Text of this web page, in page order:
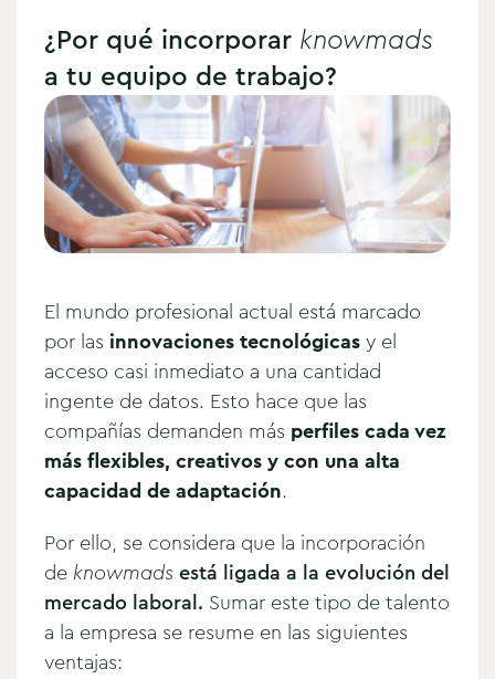
¿Por qué incorporar knowmads
a tu equipo de trabajo?
El mundo profesional actual está marcado
por las innovaciones tecnológicasy el
acceso casi inmediato a una cantidad
ingente de datos. Esto hace que las
compañías demanden más perfiles cada vez
más flexibles, creativos y con una alta
capacidad de adaptación.
Por ello, se considera que la incorporación
de knowmadsestá ligada a la evolución del
mercado laboral. Sumar este tipo de talento
a la empresa se resume en las siguientes
ventajas: